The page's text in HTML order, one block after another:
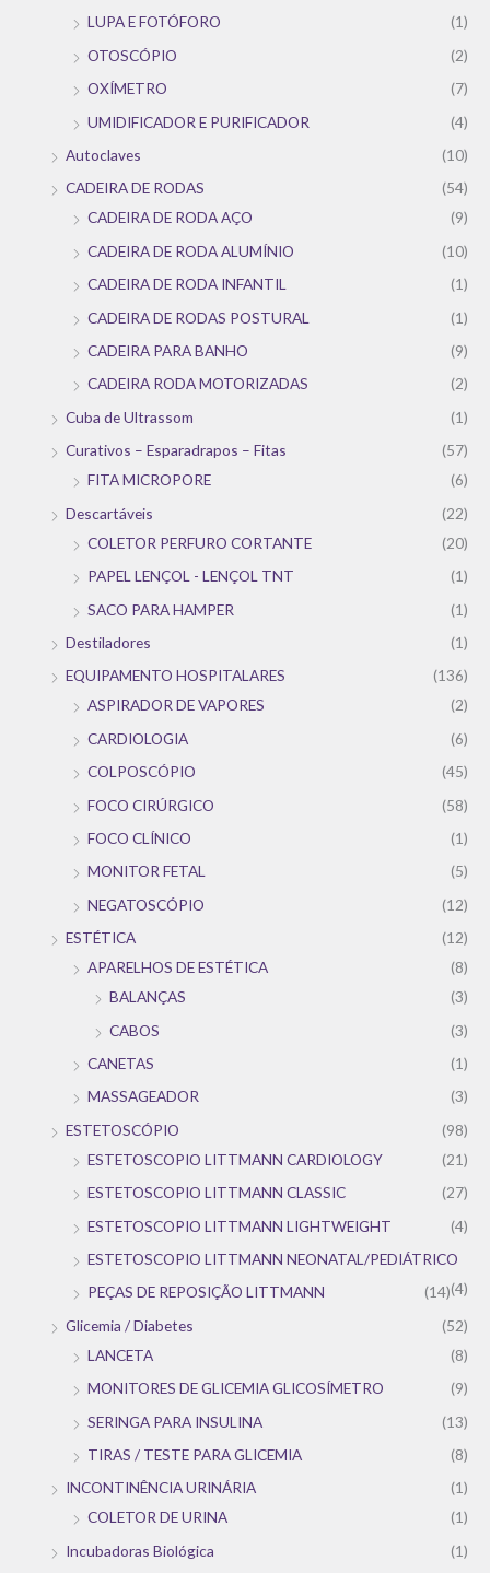
LUPA E FOTÓFORO
(1)
OTOSCÓPIO
(2)
OXÍMETRO
(7)
UMIDIFICADOR E PURIFICADOR
(4)
Autoclaves
(10)
CADEIRA DE RODAS
(54)
CADEIRA DE RODA AÇO
(9)
CADEIRA DE RODA ALUMÍNIO
(10)
CADEIRA DE RODA INFANTIL
(1)
CADEIRA DE RODAS POSTURAL
(1)
CADEIRA PARA BANHO
(9)
CADEIRA RODA MOTORIZADAS
(2)
Cuba de Ultrassom
(1)
Curativos – Esparadrapos – Fitas
(57)
FITA MICROPORE
(6)
Descartáveis
(22)
COLETOR PERFURO CORTANTE
(20)
PAPEL LENÇOL - LENÇOL TNT
(1)
SACO PARA HAMPER
(1)
Destiladores
(1)
EQUIPAMENTO HOSPITALARES
(136)
ASPIRADOR DE VAPORES
(2)
CARDIOLOGIA
(6)
COLPOSCÓPIO
(45)
FOCO CIRÚRGICO
(58)
FOCO CLÍNICO
(1)
MONITOR FETAL
(5)
NEGATOSCÓPIO
(12)
ESTÉTICA
(12)
APARELHOS DE ESTÉTICA
(8)
BALANÇAS
(3)
CABOS
(3)
CANETAS
(1)
MASSAGEADOR
(3)
ESTETOSCÓPIO
(98)
ESTETOSCOPIO LITTMANN CARDIOLOGY
(21)
ESTETOSCOPIO LITTMANN CLASSIC
(27)
ESTETOSCOPIO LITTMANN LIGHTWEIGHT
(4)
ESTETOSCOPIO LITTMANN NEONATAL/PEDIÁTRICO
(4)
PEÇAS DE REPOSIÇÃO LITTMANN
(14)
Glicemia / Diabetes
(52)
LANCETA
(8)
MONITORES DE GLICEMIA GLICOSÍMETRO
(9)
SERINGA PARA INSULINA
(13)
TIRAS / TESTE PARA GLICEMIA
(8)
INCONTINÊNCIA URINÁRIA
(1)
COLETOR DE URINA
(1)
Incubadoras Biológica
(1)